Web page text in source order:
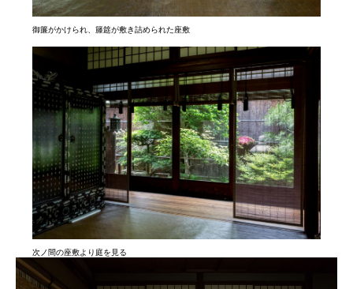
御簾がかけられ、籐筵が敷き詰められた座敷
次ノ間の座敷より庭を見る